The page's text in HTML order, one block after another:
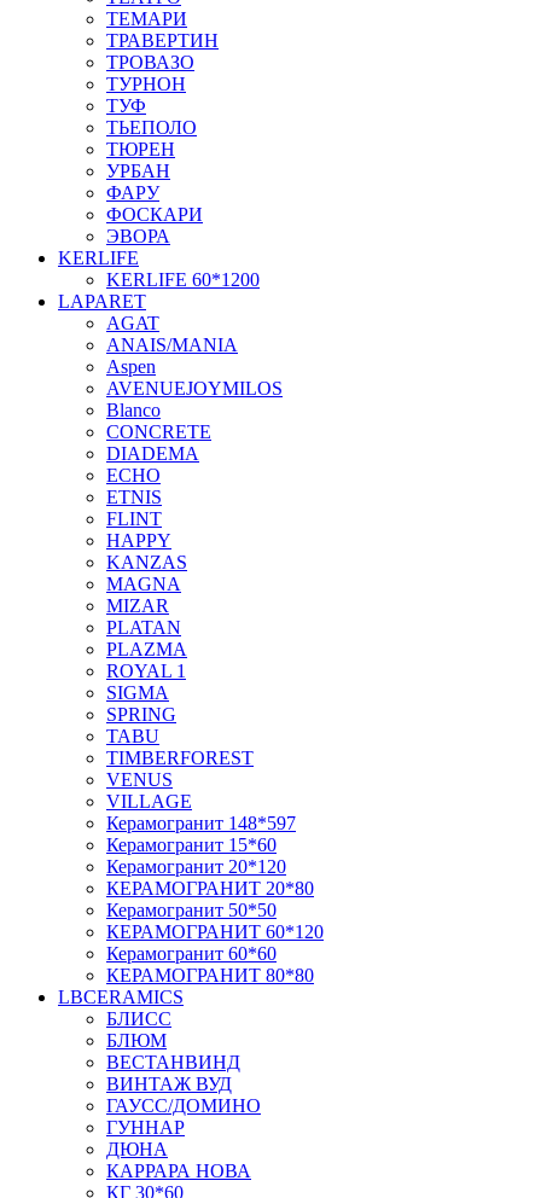
ТЕМАРИ
ТРАВЕРТИН
ТРОВАЗО
ТУРНОН
ТУФ
ТЬЕПОЛО
ТЮРЕН
УРБАН
ФАРУ
ФОСКАРИ
ЭВОРА
KERLIFE
KERLIFE 60*1200
LAPARET
AGAT
ANAIS/MANIA
Aspen
AVENUEJOYMILOS
Blanco
CONCRETE
DIADEMA
ECHO
ETNIS
FLINT
HAPPY
KANZAS
MAGNA
MIZAR
PLATAN
PLAZMA
ROYAL 1
SIGMA
SPRING
TABU
TIMBERFOREST
VENUS
VILLAGE
Керамогранит 148*597
Керамогранит 15*60
Керамогранит 20*120
КЕРАМОГРАНИТ 20*80
Керамогранит 50*50
КЕРАМОГРАНИТ 60*120
Керамогранит 60*60
КЕРАМОГРАНИТ 80*80
LBCERAMICS
БЛИСС
БЛЮМ
ВЕСТАНВИНД
ВИНТАЖ ВУД
ГАУСС/ДОМИНО
ГУННАР
ДЮНА
КАРРАРА НОВА
КГ 30*60